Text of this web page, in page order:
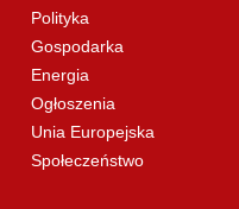
Polityka
Gospodarka
Energia
Ogłoszenia
Unia Europejska
Społeczeństwo